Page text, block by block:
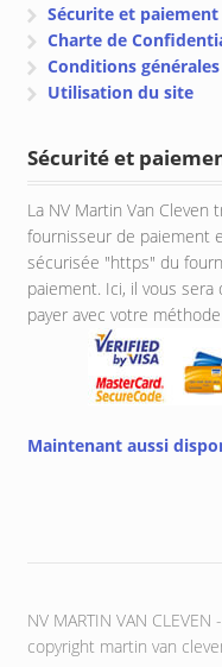
Sécurite et paiement
Charte de
Conditions
Utilisation du site
Sécurité et
La NV Martin Van Cleven
fournisseur de paiement
sécurisée "https" du
paiement. Ici, il vous
payer avec votre
Maintenant aussi
NV MARTIN VAN
copyright martin van